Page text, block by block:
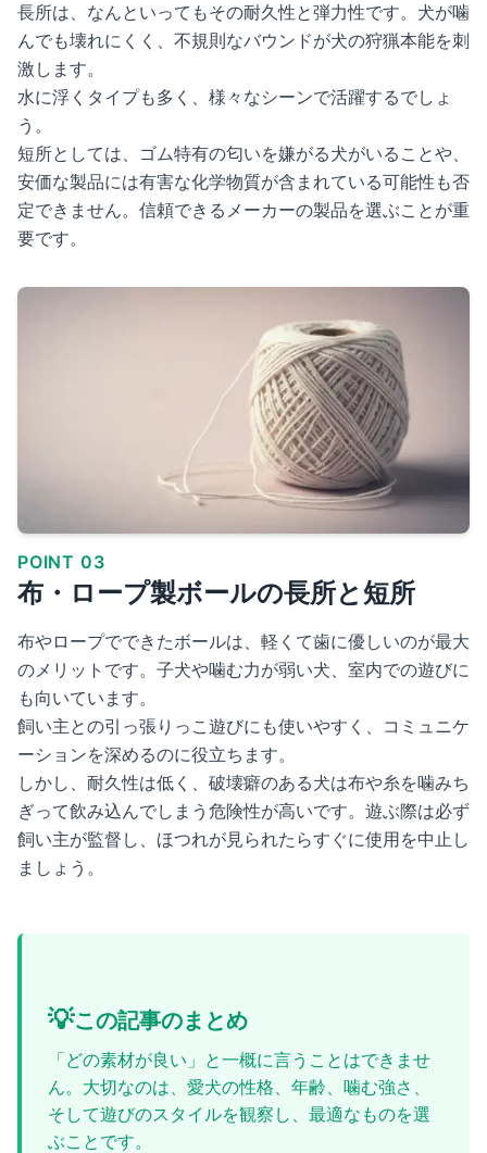
長所は、なんといってもその耐久性と弾力性です。犬が噛
んでも壊れにくく、不規則なバウンドが犬の狩猟本能を刺
激します。
水に浮くタイプも多く、様々なシーンで活躍するでしょ
う。
短所としては、ゴム特有の匂いを嫌がる犬がいることや、
安価な製品には有害な化学物質が含まれている可能性も否
定できません。信頼できるメーカーの製品を選ぶことが重
要です。
POINT 03
布・ロープ製ボールの長所と短所
布やロープでできたボールは、軽くて歯に優しいのが最大
のメリットです。子犬や噛む力が弱い犬、室内での遊びに
も向いています。
飼い主との引っ張りっこ遊びにも使いやすく、コミュニケ
ーションを深めるのに役立ちます。
しかし、耐久性は低く、破壊癖のある犬は布や糸を噛みち
ぎって飲み込んでしまう危険性が高いです。遊ぶ際は必ず
飼い主が監督し、ほつれが見られたらすぐに使用を中止し
ましょう。
💡この記事のまとめ
「どの素材が良い」と一概に言うことはできませ
ん。大切なのは、愛犬の性格、年齢、噛む強さ、
そして遊びのスタイルを観察し、最適なものを選
ぶことです。